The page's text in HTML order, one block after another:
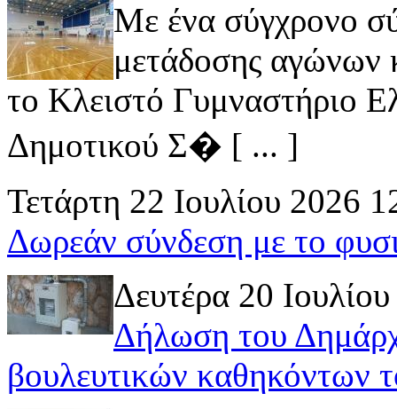
Με ένα σύγχρονο
μετάδοσης αγώνων
το Κλειστό Γυμναστήριο
Δημοτικού Σ� [ ... ]
Τετάρτη 22 Ιουλίου 2026
Δωρεάν σύνδεση με το
Δευτέρα 20
Δήλωση του
βουλευτικών καθηκόντων